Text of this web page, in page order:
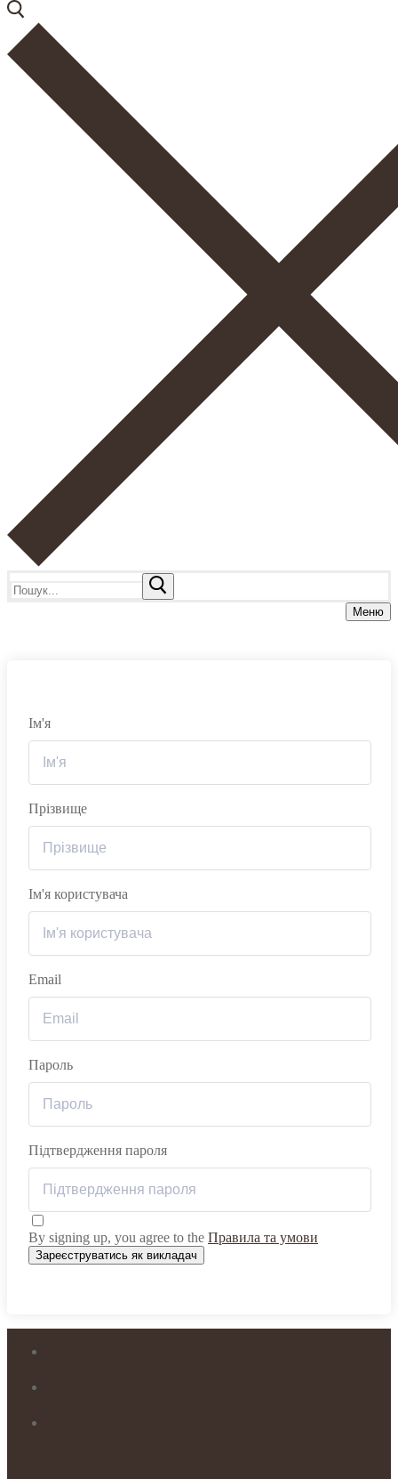
Меню
Ім'я
Прізвище
Ім'я користувача
Email
Пароль
Підтвердження пароля
By signing up, you agree to the Правила та умови
Зареєструватись як викладач